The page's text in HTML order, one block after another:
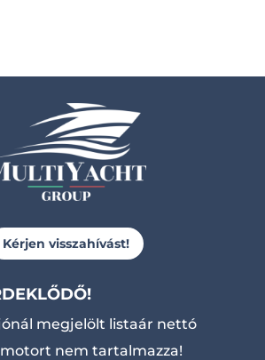
Kérjen visszahívást!
megjelölt listaár nettó
nem tartalmazza!